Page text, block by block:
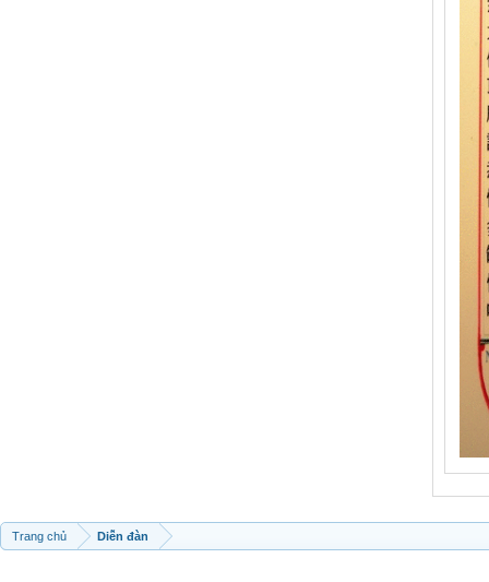
Trang chủ Diễn đàn